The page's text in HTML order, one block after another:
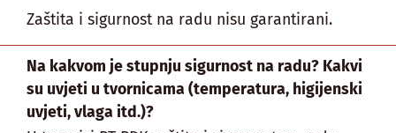
Zaštita i sigurnost na radu nisu garantirani.
Na kakvom je stupnju sigurnost na radu? Kakvi
su uvjeti u tvornicama (temperatura, higijenski
uvjeti, vlaga itd.)?